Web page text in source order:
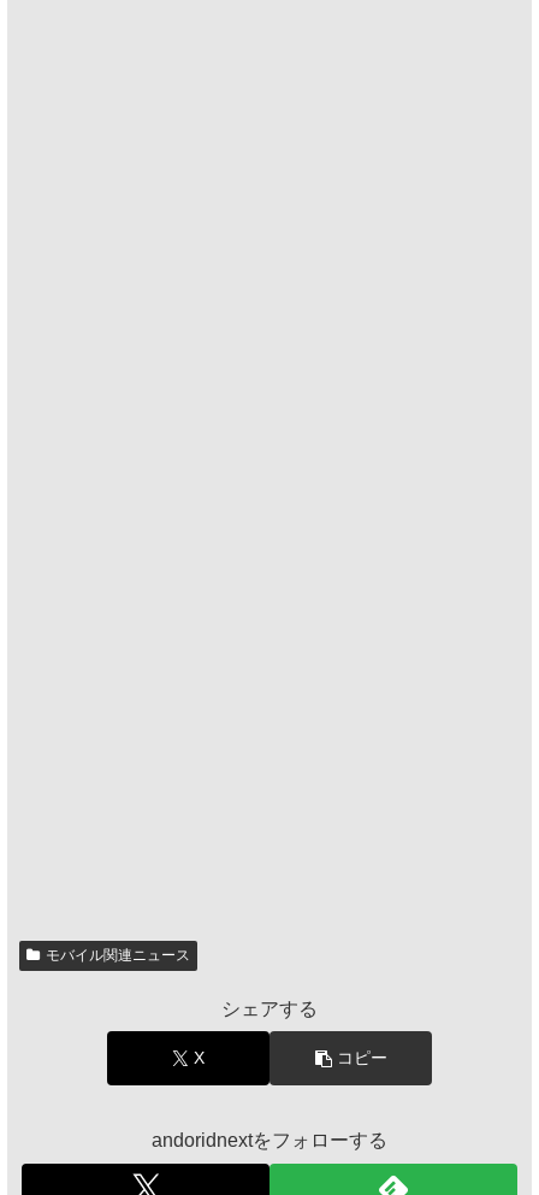
モバイル関連ニュース
シェアする
X コピー
andoridnextをフォローする